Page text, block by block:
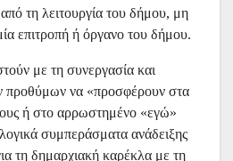
τη λειτουργία του δήμου, μη
επιτροπή ή όργανο του δήμου.
με τη συνεργασία και
προθύμων να «προσφέρουν στα
ή στο αρρωστημένο «εγώ»
συμπεράσματα ανάδειξης
τη δημαρχιακή καρέκλα με τη